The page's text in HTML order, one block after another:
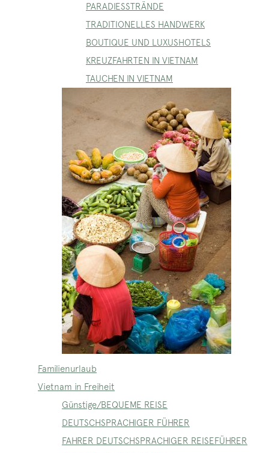
PARADIESSTRÄNDE
TRADITIONELLES HANDWERK
BOUTIQUE UND LUXUSHOTELS
KREUZFAHRTEN IN VIETNAM
TAUCHEN IN VIETNAM
Familienurlaub
Vietnam in Freiheit
Günstige/BEQUEME REISE
DEUTSCHSPRACHIGER FÜHRER
FAHRER DEUTSCHSPRACHIGER REISEFÜHRER